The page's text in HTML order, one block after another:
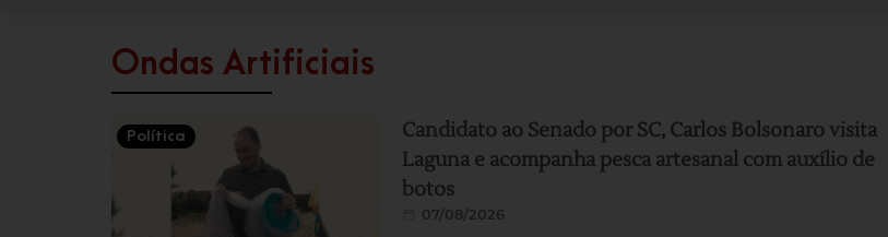
Ondas Artificiais
Política
Candidato ao Senado por SC, Carlos Bolsonaro visita
Laguna e acompanha pesca artesanal com auxílio de
botos
07/08/2026